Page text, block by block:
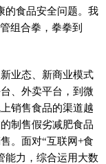
的食品安全问题。我
组合拳，拳拳到
业态、新商业模式
、外卖平台，到微
销售食品的渠道越
制售假劣减肥食品
。面对“互联网+食
能力，综合运用大数